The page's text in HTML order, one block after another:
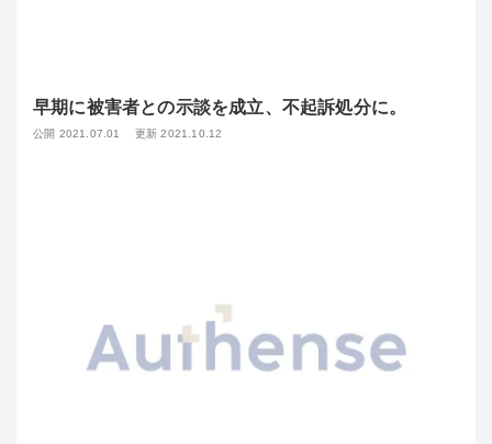
早期に被害者との示談を成立、不起訴処分に。
公開 2021.07.01 更新 2021.10.12